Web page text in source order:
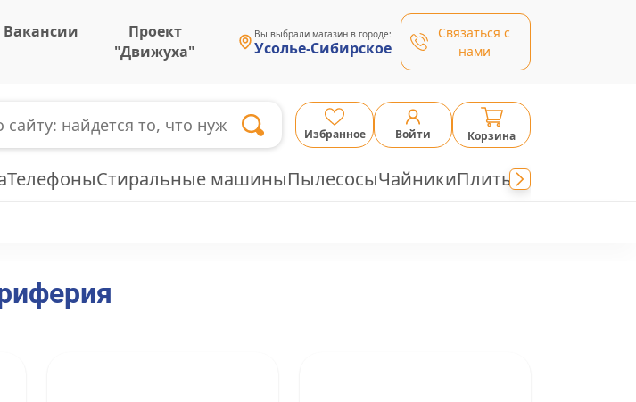
Вакансии
Проект
"Движуха"
Вы выбрали магазин в городе:
Усолье-Сибирское
Связаться с
нами
Избранное Войти Корзина
ТелефоныСтиральные машиныПылесосыЧайникиПлиты